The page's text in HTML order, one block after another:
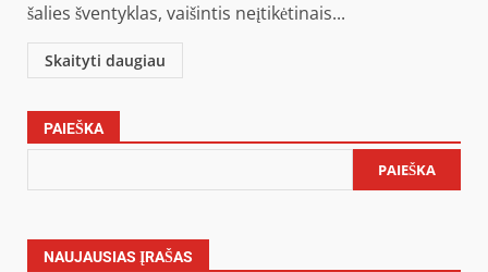
šalies šventyklas, vaišintis neįtikėtinais...
Skaityti daugiau
PAIEŠKA
PAIEŠKA
NAUJAUSIAS ĮRAŠAS